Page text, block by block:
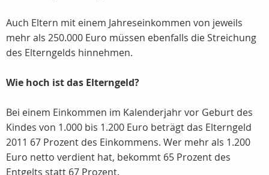
Auch Eltern mit einem Jahreseinkommen von jeweils
mehr als 250.000 Euro müssen ebenfalls die Streichung
des Elterngelds hinnehmen.
Wie hoch ist das Elterngeld?
Bei einem Einkommen im Kalenderjahr vor Geburt des
Kindes von 1.000 bis 1.200 Euro beträgt das Elterngeld
2011 67 Prozent des Einkommens. Wer mehr als 1.200
Euro netto verdient hat, bekommt 65 Prozent des
Entgelts statt 67 Prozent.